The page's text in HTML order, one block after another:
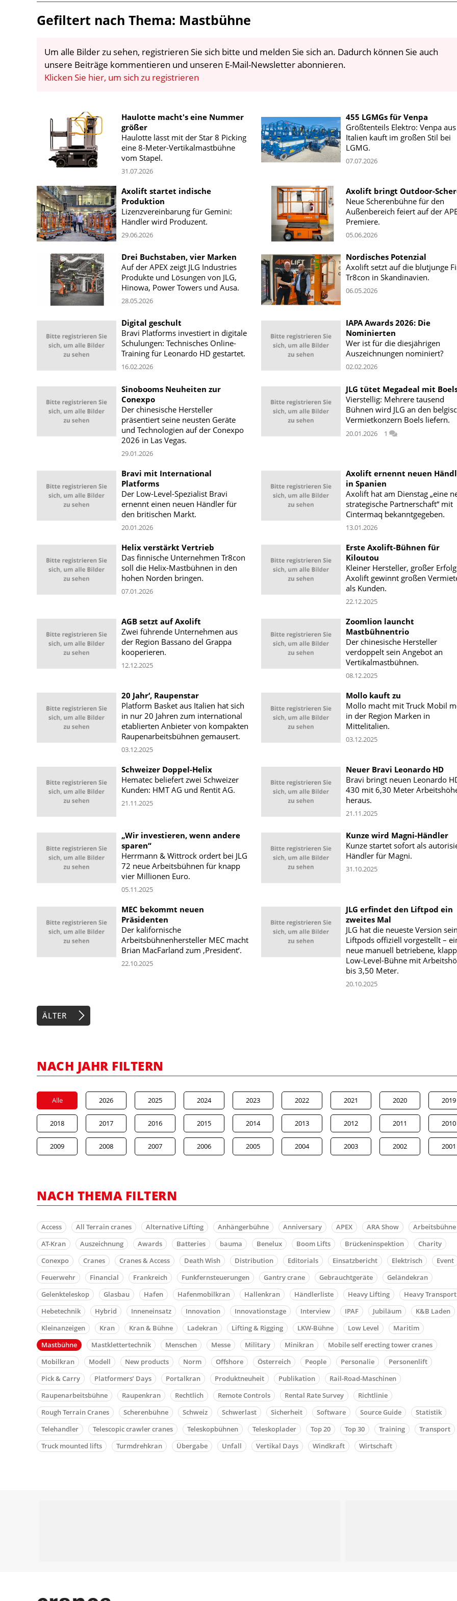
Gefiltert nach Thema: Mastbühne
Um alle Bilder zu sehen, registrieren Sie sich bitte und melden Sie sich an. Dadurch können Sie auch
unsere Beiträge kommentieren und unseren E-Mail-Newsletter abonnieren.
Klicken Sie hier, um sich zu registrieren
Haulotte macht's eine Nummer
größer
Haulotte lässt mit der Star 8 Picking
eine 8-Meter-Vertikalmastbühne
vom Stapel.
31.07.2026
455 LGMGs für Venpa
Größtenteils Elektro: Venpa aus
Italien kauft im großen Stil bei
LGMG.
07.07.2026
Axolift startet indische
Produktion
Lizenzvereinbarung für Gemini:
Händler wird Produzent.
29.06.2026
Axolift bringt Outdoor-
Neue Scherenbühne für den
Außenbereich feiert auf der
Premiere.
05.06.2026
Drei Buchstaben, vier Marken
Auf der APEX zeigt JLG Industries
Produkte und Lösungen von JLG,
Hinowa, Power Towers und Ausa.
28.05.2026
Nordisches Potenzial
Axolift setzt auf die blutjunge
Tr8con in Skandinavien.
06.05.2026
Digital geschult
Bravi Platforms investiert in digitale
Schulungen: Technisches Online-
Training für Leonardo HD gestartet.
16.02.2026
IAPA Awards 2026: Die
Nominierten
Wer ist für die diesjährigen
Auszeichnungen nominiert?
02.02.2026
Sinobooms Neuheiten zur
Conexpo
Der chinesische Hersteller
präsentiert seine neusten Geräte
und Technologien auf der Conexpo
2026 in Las Vegas.
29.01.2026
JLG tütet Megadeal mit
Vierstellig: Mehrere tausend
Bühnen wird JLG an den
Vermietkonzern Boels liefern.
20.01.2026 1
Bravi mit International
Platforms
Der Low-Level-Spezialist Bravi
ernennt einen neuen Händler für
den britischen Markt.
20.01.2026
Axolift ernennt neuen
in Spanien
Axolift hat am Dienstag „eine
strategische Partnerschaft“ mit
Cintermaq bekanntgegeben.
13.01.2026
Helix verstärkt Vertrieb
Das finnische Unternehmen Tr8con
soll die Helix-Mastbühnen in den
hohen Norden bringen.
07.01.2026
Erste Axolift-Bühnen für
Kiloutou
Kleiner Hersteller, großer
Axolift gewinnt großen
als Kunden.
22.12.2025
AGB setzt auf Axolift
Zwei führende Unternehmen aus
der Region Bassano del Grappa
kooperieren.
12.12.2025
Zoomlion launcht
Mastbühnentrio
Der chinesische Hersteller
verdoppelt sein Angebot an
Vertikalmastbühnen.
08.12.2025
20 Jahr‘, Raupenstar
Platform Basket aus Italien hat sich
in nur 20 Jahren zum international
etablierten Anbieter von kompakten
Raupenarbeitsbühnen gemausert.
03.12.2025
Mollo kauft zu
Mollo macht mit Truck Mobil
in der Region Marken in
Mittelitalien.
03.12.2025
Schweizer Doppel-Helix
Hematec beliefert zwei Schweizer
Kunden: HMT AG und Rentit AG.
21.11.2025
Neuer Bravi Leonardo HD
Bravi bringt neuen Leonardo
430 mit 6,30 Meter
heraus.
21.11.2025
„Wir investieren, wenn andere
sparen“
Herrmann & Wittrock ordert bei JLG
72 neue Arbeitsbühnen für knapp
vier Millionen Euro.
05.11.2025
Kunze wird Magni-Händler
Kunze startet sofort als
Händler für Magni.
31.10.2025
MEC bekommt neuen
Präsidenten
Der kalifornische
Arbeitsbühnenhersteller MEC macht
Brian MacFarland zum ‚President‘.
22.10.2025
JLG erfindet den Liftpod ein
zweites Mal
JLG hat die neueste Version
Liftpods offiziell vorgestellt –
neue manuell betriebene,
Low-Level-Bühne mit
bis 3,50 Meter.
20.10.2025
ÄLTER
NACH JAHR FILTERN
Alle 2026 2025 2024 2023 2022 2021 2020 2019
2018 2017 2016 2015 2014 2013 2012 2011 2010
2009 2008 2007 2006 2005 2004 2003 2002 2001
NACH THEMA FILTERN
Access All Terrain cranes Alternative Lifting Anhängerbühne Anniversary APEX ARA Show
Arbeitsbühne
AT-Kran
Auszeichnung Awards Batteries bauma Benelux Boom Lifts Brückeninspektion
Charity
Conexpo
Cranes Cranes & Access Death Wish Distribution Editorials Einsatzbericht Elektrisch
Event
Feuerwehr
Financial Frankreich Funkfernsteuerungen Gantry crane Gebrauchtgeräte
Geländekran
Gelenkteleskop
Glasbau Hafen Hafenmobilkran Hallenkran Händlerliste Heavy Lifting
Heavy Transport
Hebetechnik
Hybrid Inneneinsatz Innovation Innovationstage Interview IPAF Jubiläum
K&B Laden
Kleinanzeigen
Kran Kran & Bühne Ladekran Lifting & Rigging LKW-Bühne Low Level
Maritim
Mastbühne
Mastklettertechnik Menschen Messe Military Minikran
Mobile self erecting tower cranes
Mobilkran
Modell New products Norm Offshore Österreich People Personalie
Personenlift
Pick & Carry
Platformers’ Days Portalkran Produktneuheit Publikation
Rail-Road-Maschinen
Raupenarbeitsbühne
Raupenkran Rechtlich Remote Controls Rental Rate Survey
Richtlinie
Rough Terrain Cranes
Scherenbühne Schweiz Schwerlast Sicherheit Software Source Guide
Statistik
Telehandler
Telescopic crawler cranes Teleskopbühnen Teleskoplader Top 20 Top 30 Training
Transport
Truck mounted lifts
Turmdrehkran Übergabe Unfall Vertikal Days Windkraft Wirtschaft